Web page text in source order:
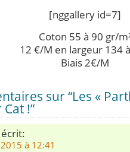
[nggallery id=7]
Coton 55 à 90 gr/
12 €/M en largeur 134
Biais 2€/M
sur “Les «
!”
à 12:41